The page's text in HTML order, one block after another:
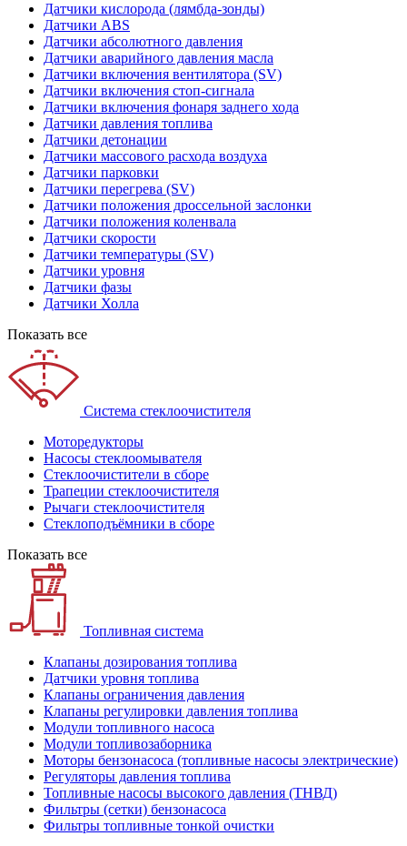
Датчики кислорода (лямбда-зонды)
Датчики ABS
Датчики абсолютного давления
Датчики аварийного давления масла
Датчики включения вентилятора (SV)
Датчики включения стоп-сигнала
Датчики включения фонаря заднего хода
Датчики давления топлива
Датчики детонации
Датчики массового расхода воздуха
Датчики парковки
Датчики перегрева (SV)
Датчики положения дроссельной заслонки
Датчики положения коленвала
Датчики скорости
Датчики температуры (SV)
Датчики уровня
Датчики фазы
Датчики Холла
Показать все
Система стеклоочистителя
Моторедукторы
Насосы стеклоомывателя
Стеклоочистители в сборе
Трапеции стеклоочистителя
Рычаги стеклоочистителя
Стеклоподъёмники в сборе
Показать все
Топливная система
Клапаны дозирования топлива
Датчики уровня топлива
Клапаны ограничения давления
Клапаны регулировки давления топлива
Модули топливного насоса
Модули топливозаборника
Моторы бензонасоса (топливные насосы электрические)
Регуляторы давления топлива
Топливные насосы высокого давления (ТНВД)
Фильтры (сетки) бензонасоса
Фильтры топливные тонкой очистки